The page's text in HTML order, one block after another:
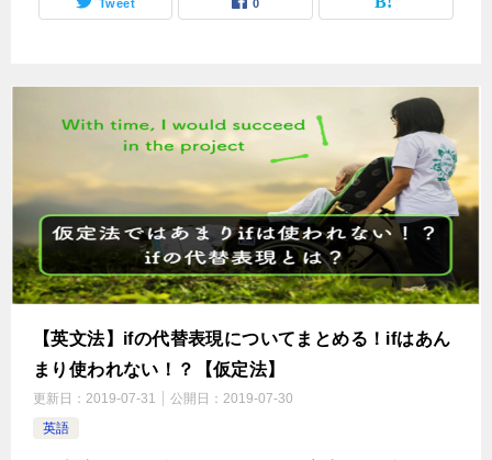
Tweet 0
【英文法】ifの代替表現についてまとめる！ifはあん
まり使われない！？【仮定法】
更新日： 2019-07-31 公開日： 2019-07-30
英語